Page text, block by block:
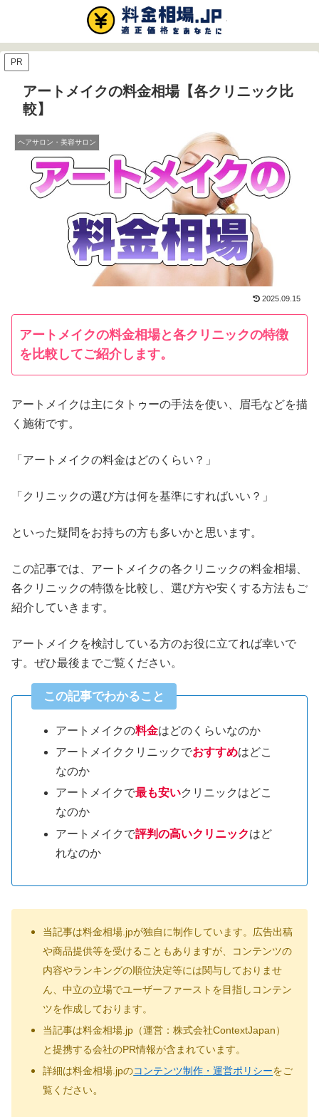
PR
アートメイクの料金相場【各クリニック比
較】
ヘアサロン・美容サロン
2025.09.15
アートメイクの料金相場と各クリニックの特徴
を比較してご紹介します。
アートメイクは主にタトゥーの手法を使い、眉毛などを描
く施術です。
「アートメイクの料金はどのくらい？」
「クリニックの選び方は何を基準にすればいい？」
といった疑問をお持ちの方も多いかと思います。
この記事では、アートメイクの各クリニックの料金相場、
各クリニックの特徴を比較し、選び方や安くする方法もご
紹介していきます。
アートメイクを検討している方のお役に立てれば幸いで
す。ぜひ最後までご覧ください。
この記事でわかること
アートメイクの料金はどのくらいなのか
アートメイククリニックでおすすめはどこ
なのか
アートメイクで最も安いクリニックはどこ
なのか
アートメイクで評判の高いクリニックはど
れなのか
当記事は料金相場.jpが独自に制作しています。広告出稿
や商品提供等を受けることもありますが、コンテンツの
内容やランキングの順位決定等には関与しておりませ
ん、中立の立場でユーザーファーストを目指しコンテン
ツを作成しております。
当記事は料金相場.jp（運営：株式会社ContextJapan）
と提携する会社のPR情報が含まれています。
詳細は料金相場.jpのコンテンツ制作 ・運営ポリシーをご
覧ください。